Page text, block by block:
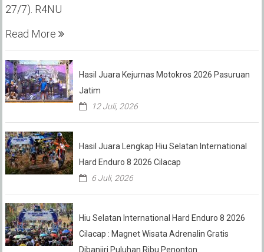
27/7). R4NU
Read More
Hasil Juara Kejurnas Motokros 2026 Pasuruan
Jatim
12 Juli, 2026
Hasil Juara Lengkap Hiu Selatan International
Hard Enduro 8 2026 Cilacap
6 Juli, 2026
Hiu Selatan International Hard Enduro 8 2026
Cilacap : Magnet Wisata Adrenalin Gratis
Dibanjiri Puluhan Ribu Penonton